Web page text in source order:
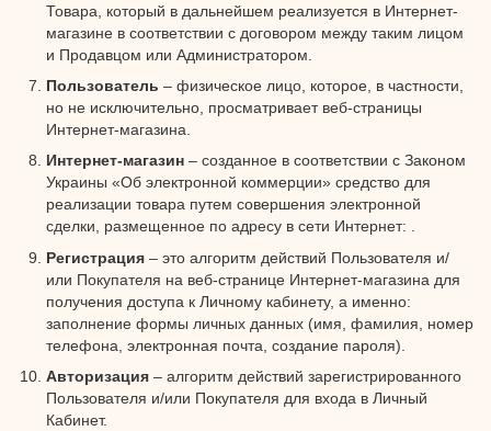
Товара, который в дальнейшем реализуется в Интернет-
магазине в соответствии с договором между таким лицом
и Продавцом или Администратором.
Пользователь – физическое лицо, которое, в частности,
но не исключительно, просматривает веб-страницы
Интернет-магазина.
Интернет-магазин – созданное в соответствии с Законом
Украины «Об электронной коммерции» средство для
реализации товара путем совершения электронной
сделки, размещенное по адресу в сети Интернет: .
Регистрация – это алгоритм действий Пользователя и/
или Покупателя на веб-странице Интернет-магазина для
получения доступа к Личному кабинету, а именно:
заполнение формы личных данных (имя, фамилия, номер
телефона, электронная почта, создание пароля).
Авторизация – алгоритм действий зарегистрированного
Пользователя и/или Покупателя для входа в Личный
Кабинет.